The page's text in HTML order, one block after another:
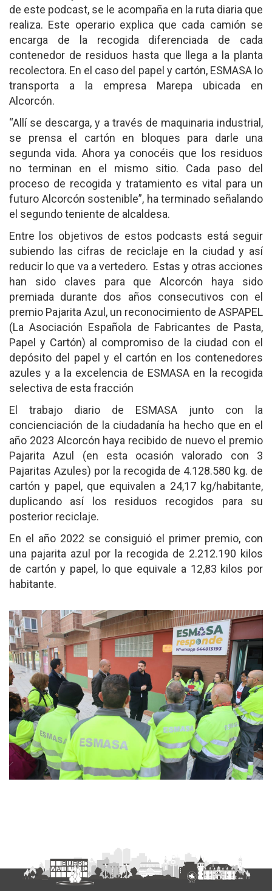
de este podcast, se le acompaña en la ruta diaria que
realiza. Este operario explica que cada camión se
encarga de la recogida diferenciada de cada
contenedor de residuos hasta que llega a la planta
recolectora. En el caso del papel y cartón, ESMASA lo
transporta a la empresa Marepa ubicada en
Alcorcón.
“Allí se descarga, y a través de maquinaria industrial,
se prensa el cartón en bloques para darle una
segunda vida. Ahora ya conocéis que los residuos
no terminan en el mismo sitio. Cada paso del
proceso de recogida y tratamiento es vital para un
futuro Alcorcón sostenible”, ha terminado señalando
el segundo teniente de alcaldesa.
Entre los objetivos de estos podcasts está seguir
subiendo las cifras de reciclaje en la ciudad y así
reducir lo que va a vertedero. Estas y otras acciones
han sido claves para que Alcorcón haya sido
premiada durante dos años consecutivos con el
premio Pajarita Azul, un reconocimiento de ASPAPEL
(La Asociación Española de Fabricantes de Pasta,
Papel y Cartón) al compromiso de la ciudad con el
depósito del papel y el cartón en los contenedores
azules y a la excelencia de ESMASA en la recogida
selectiva de esta fracción
El trabajo diario de ESMASA junto con la
concienciación de la ciudadanía ha hecho que en el
año 2023 Alcorcón haya recibido de nuevo el premio
Pajarita Azul (en esta ocasión valorado con 3
Pajaritas Azules) por la recogida de 4.128.580 kg. de
cartón y papel, que equivalen a 24,17 kg/habitante,
duplicando así los residuos recogidos para su
posterior reciclaje.
En el año 2022 se consiguió el primer premio, con
una pajarita azul por la recogida de 2.212.190 kilos
de cartón y papel, lo que equivale a 12,83 kilos por
habitante.